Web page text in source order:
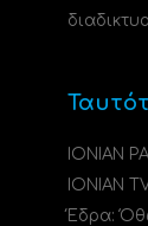
ΙΟΝΙΑΝ
IONIAN
Έδρα: